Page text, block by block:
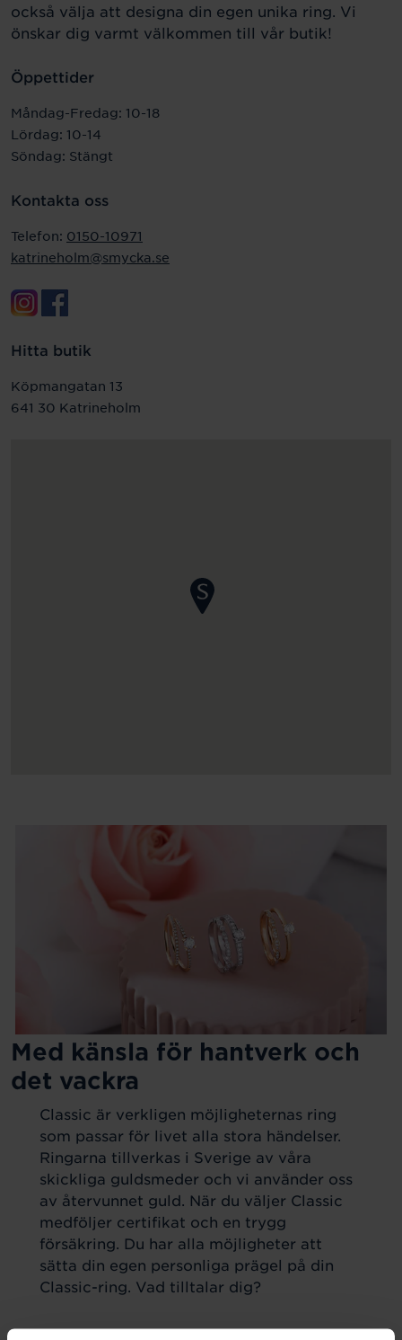
också välja att designa din egen unika ring. Vi
önskar dig varmt välkommen till vår butik!
Öppettider
Måndag-Fredag: 10-18
Lördag: 10-14
Söndag: Stängt
Kontakta oss
Telefon: 0150-10971
katrineholm@smycka.se
Hitta butik
Köpmangatan 13
641 30 Katrineholm
Med känsla för hantverk och
det vackra
Classic är verkligen möjligheternas ring
som passar för livet alla stora händelser.
Ringarna tillverkas i Sverige av våra
skickliga guldsmeder och vi använder oss
av återvunnet guld. När du väljer Classic
medföljer certifikat och en trygg
försäkring. Du har alla möjligheter att
sätta din egen personliga prägel på din
Classic-ring. Vad tilltalar dig?